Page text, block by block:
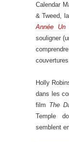
Calendar
& Tweed,
Année Un
souligner
Holly
dans les
film The
Temple
semblent